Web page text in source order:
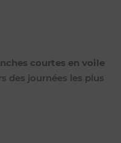
courtes en voile
des journées les plus